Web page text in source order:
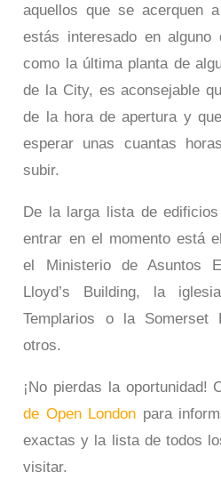
aquellos que se acerquen
estás interesado en
como la última planta de
de la City, es aconsejable
de la hora de apertura y
esperar unas cuantas
subir.
De la larga lista de
entrar en el momento está
el Ministerio de Asuntos
Lloyd’s Building, la
Templarios o la Somerset
otros.
¡No pierdas la oportunidad!
de Open London para
exactas y la lista de todos
visitar.